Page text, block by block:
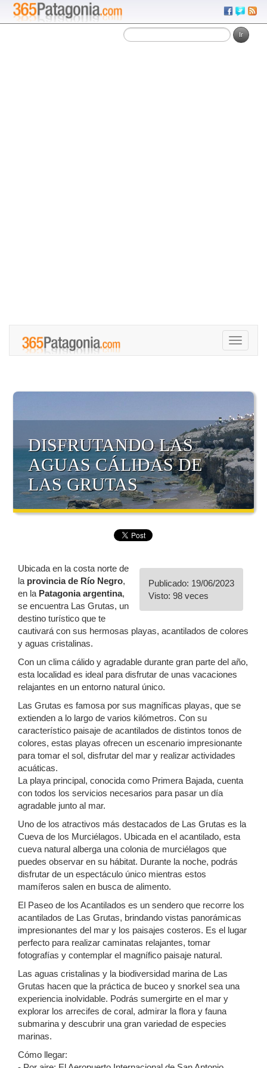
Toggle
DISFRUTANDO LAS
AGUAS CÁLIDAS DE
LAS GRUTAS
Publicado: 19/06/2023
Visto: 98 veces
Ubicada en la costa norte de
la provincia de Río Negro,
en la Patagonia argentina,
se encuentra Las Grutas, un
destino turístico que te
cautivará con sus hermosas playas, acantilados de colores
y aguas cristalinas.
Con un clima cálido y agradable durante gran parte del año,
esta localidad es ideal para disfrutar de unas vacaciones
relajantes en un entorno natural único.
Las Grutas es famosa por sus magníficas playas, que se
extienden a lo largo de varios kilómetros. Con su
característico paisaje de acantilados de distintos tonos de
colores, estas playas ofrecen un escenario impresionante
para tomar el sol, disfrutar del mar y realizar actividades
acuáticas.
La playa principal, conocida como Primera Bajada, cuenta
con todos los servicios necesarios para pasar un día
agradable junto al mar.
Uno de los atractivos más destacados de Las Grutas es la
Cueva de los Murciélagos. Ubicada en el acantilado, esta
cueva natural alberga una colonia de murciélagos que
puedes observar en su hábitat. Durante la noche, podrás
disfrutar de un espectáculo único mientras estos
mamíferos salen en busca de alimento.
El Paseo de los Acantilados es un sendero que recorre los
acantilados de Las Grutas, brindando vistas panorámicas
impresionantes del mar y los paisajes costeros. Es el lugar
perfecto para realizar caminatas relajantes, tomar
fotografías y contemplar el magnífico paisaje natural.
Las aguas cristalinas y la biodiversidad marina de Las
Grutas hacen que la práctica de buceo y snorkel sea una
experiencia inolvidable. Podrás sumergirte en el mar y
explorar los arrecifes de coral, admirar la flora y fauna
submarina y descubrir una gran variedad de especies
marinas.
Cómo llegar: